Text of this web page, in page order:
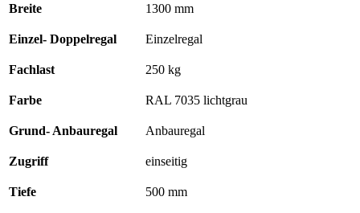
Breite 1300 mm
Einzel- Doppelregal Einzelregal
Fachlast 250 kg
Farbe RAL 7035 lichtgrau
Grund- Anbauregal Anbauregal
Zugriff einseitig
Tiefe 500 mm